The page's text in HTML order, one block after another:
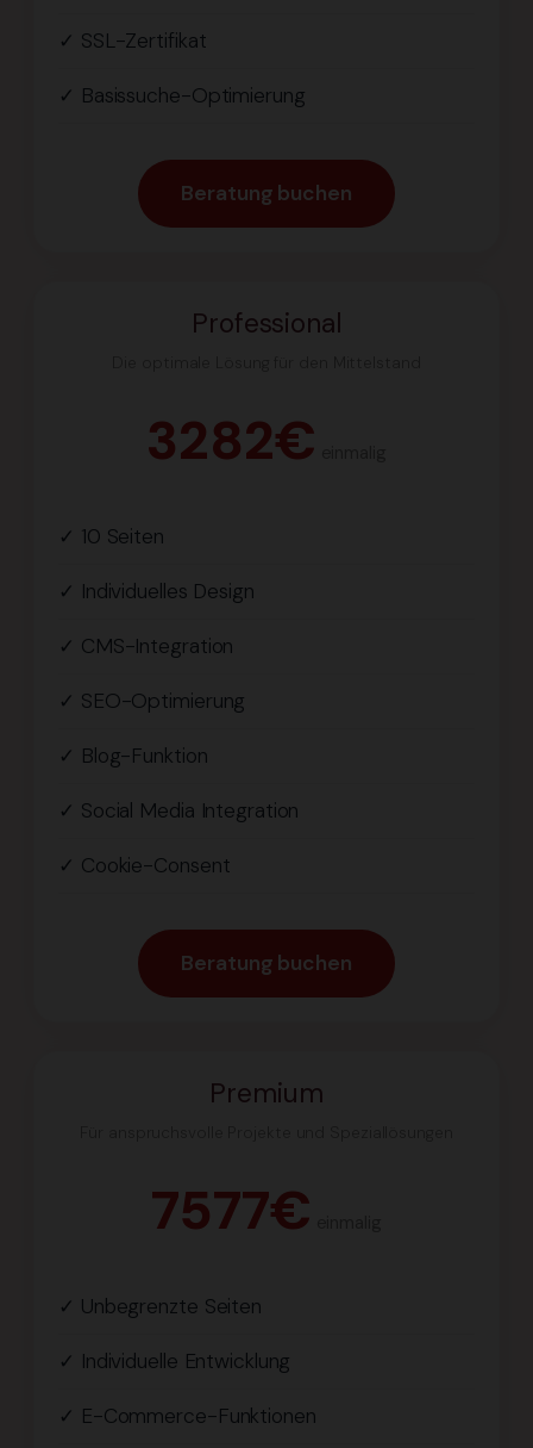
✓ SSL-Zertifikat
✓ Basissuche-Optimierung
Beratung buchen
Professional
3282€
✓ 10 Seiten
✓ Individuelles Design
✓ CMS-Integration
✓ SEO-Optimierung
✓ Blog-Funktion
✓ Social Media Integration
✓ Cookie-Consent
Beratung buchen
Premium
7577€
✓ Unbegrenzte Seiten
✓ Individuelle Entwicklung
✓ E-Commerce-Funktionen